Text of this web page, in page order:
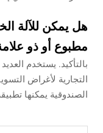
هل يمكن للآلة
مطبوع أو ذو
بالتأكيد. يستخدم
التجارية لأغراض
الصندوقية يمكنها